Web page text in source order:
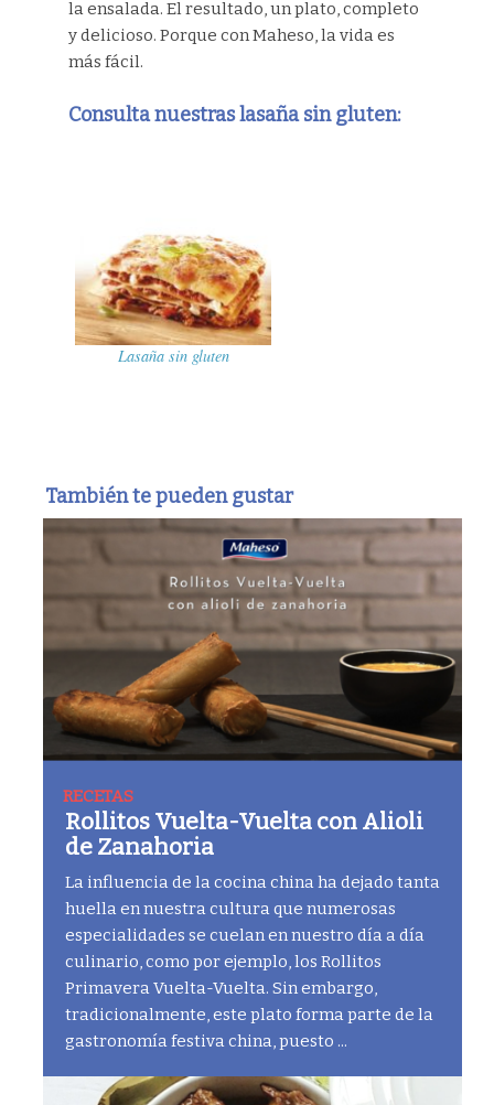
la ensalada. El resultado, un plato, completo
y delicioso. Porque con Maheso, la vida es
más fácil.
Consulta nuestras lasaña sin gluten:
Lasaña sin gluten
También te pueden gustar
RECETAS
Rollitos Vuelta-Vuelta con Alioli
de Zanahoria
La influencia de la cocina china ha dejado tanta
huella en nuestra cultura que numerosas
especialidades se cuelan en nuestro día a día
culinario, como por ejemplo, los Rollitos
Primavera Vuelta-Vuelta. Sin embargo,
tradicionalmente, este plato forma parte de la
gastronomía festiva china, puesto ...